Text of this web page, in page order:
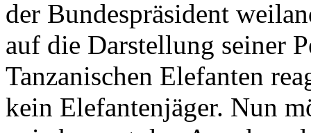
der Bundespräsident
auf die Darstellung seiner
Tanzanischen Elefanten
kein Elefantenjäger. Nun